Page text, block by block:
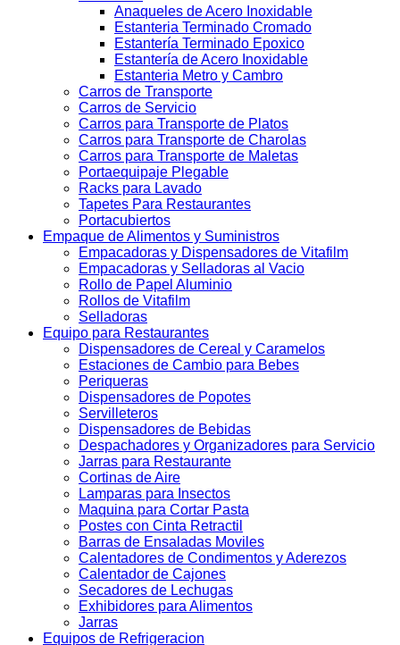
Anaqueles de Acero Inoxidable
Estanteria Terminado Cromado
Estantería Terminado Epoxico
Estantería de Acero Inoxidable
Estanteria Metro y Cambro
Carros de Transporte
Carros de Servicio
Carros para Transporte de Platos
Carros para Transporte de Charolas
Carros para Transporte de Maletas
Portaequipaje Plegable
Racks para Lavado
Tapetes Para Restaurantes
Portacubiertos
Empaque de Alimentos y Suministros
Empacadoras y Dispensadores de Vitafilm
Empacadoras y Selladoras al Vacio
Rollo de Papel Aluminio
Rollos de Vitafilm
Selladoras
Equipo para Restaurantes
Dispensadores de Cereal y Caramelos
Estaciones de Cambio para Bebes
Periqueras
Dispensadores de Popotes
Servilleteros
Dispensadores de Bebidas
Despachadores y Organizadores para Servicio
Jarras para Restaurante
Cortinas de Aire
Lamparas para Insectos
Maquina para Cortar Pasta
Postes con Cinta Retractil
Barras de Ensaladas Moviles
Calentadores de Condimentos y Aderezos
Calentador de Cajones
Secadores de Lechugas
Exhibidores para Alimentos
Jarras
Equipos de Refrigeracion